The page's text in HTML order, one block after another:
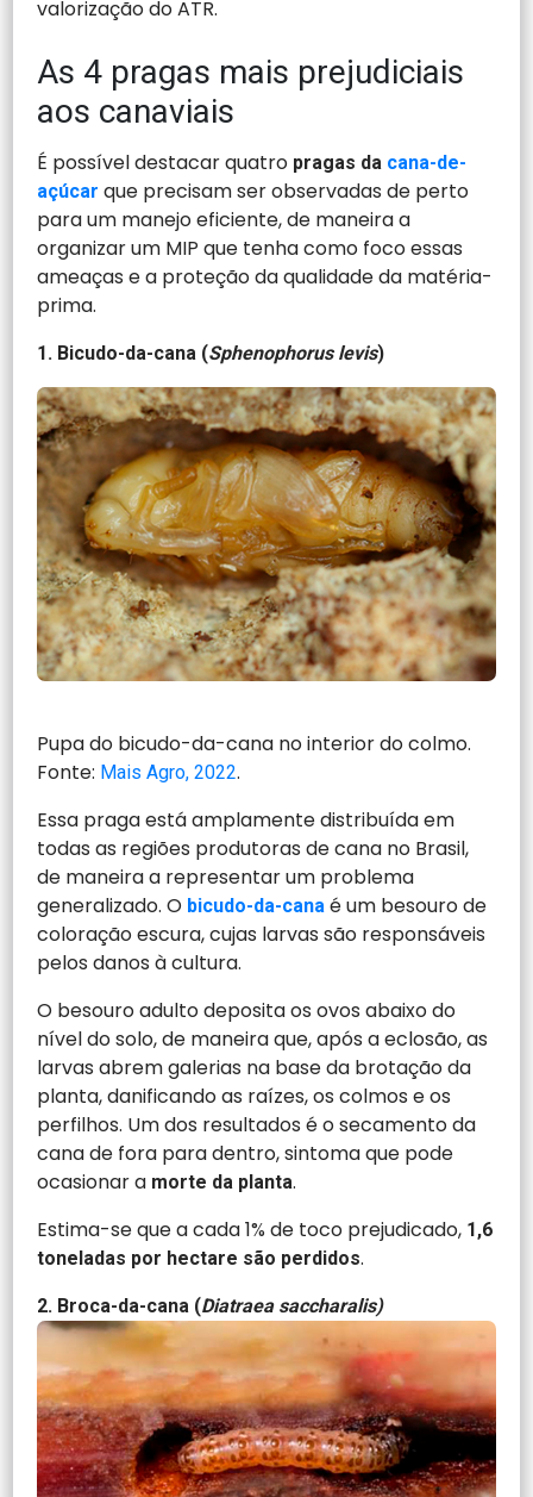
valorização do ATR.
As 4 pragas mais prejudiciais
aos canaviais
É possível destacar quatro pragas da cana-de-
açúcar que precisam ser observadas de perto
para um manejo eficiente, de maneira a
organizar um MIP que tenha como foco essas
ameaças e a proteção da qualidade da matéria-
prima.
1. Bicudo-da-cana (Sphenophorus levis)
Pupa do bicudo-da-cana no interior do colmo.
Fonte: Mais Agro, 2022.
Essa praga está amplamente distribuída em
todas as regiões produtoras de cana no Brasil,
de maneira a representar um problema
generalizado. O bicudo-da-cana é um besouro de
coloração escura, cujas larvas são responsáveis
pelos danos à cultura.
O besouro adulto deposita os ovos abaixo do
nível do solo, de maneira que, após a eclosão, as
larvas abrem galerias na base da brotação da
planta, danificando as raízes, os colmos e os
perfilhos. Um dos resultados é o secamento da
cana de fora para dentro, sintoma que pode
ocasionar a morte da planta.
Estima-se que a cada 1% de toco prejudicado, 1,6
toneladas por hectare são perdidos.
2. Broca-da-cana (Diatraea saccharalis)